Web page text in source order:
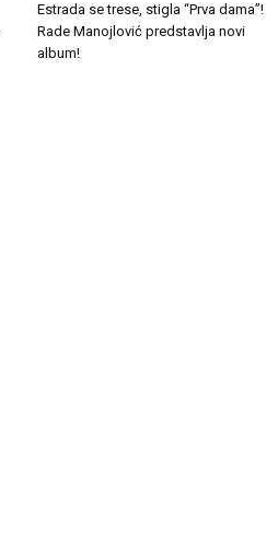
Estrada se trese, stigla “Prva dama”!
Rade Manojlović predstavlja novi
album!